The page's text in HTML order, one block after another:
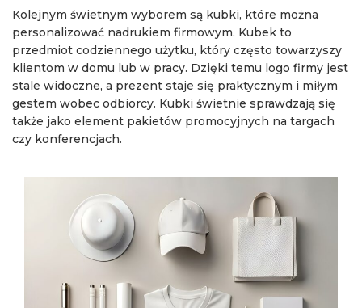
Kolejnym świetnym wyborem są kubki, które można
personalizować nadrukiem firmowym. Kubek to
przedmiot codziennego użytku, który często towarzyszy
klientom w domu lub w pracy. Dzięki temu logo firmy jest
stale widoczne, a prezent staje się praktycznym i miłym
gestem wobec odbiorcy. Kubki świetnie sprawdzają się
także jako element pakietów promocyjnych na targach
czy konferencjach.